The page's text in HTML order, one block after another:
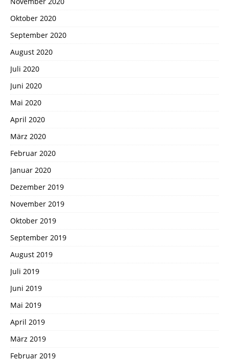
Oktober 2020
September 2020
August 2020
Juli 2020
Juni 2020
Mai 2020
April 2020
März 2020
Februar 2020
Januar 2020
Dezember 2019
November 2019
Oktober 2019
September 2019
August 2019
Juli 2019
Juni 2019
Mai 2019
April 2019
März 2019
Februar 2019